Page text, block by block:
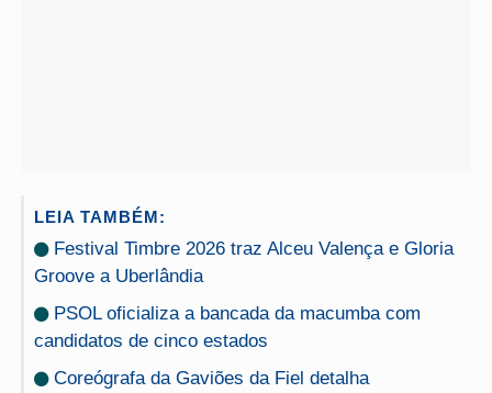
LEIA TAMBÉM:
Festival Timbre 2026 traz Alceu Valença e Gloria
Groove a Uberlândia
PSOL oficializa a bancada da macumba com
candidatos de cinco estados
Coreógrafa da Gaviões da Fiel detalha